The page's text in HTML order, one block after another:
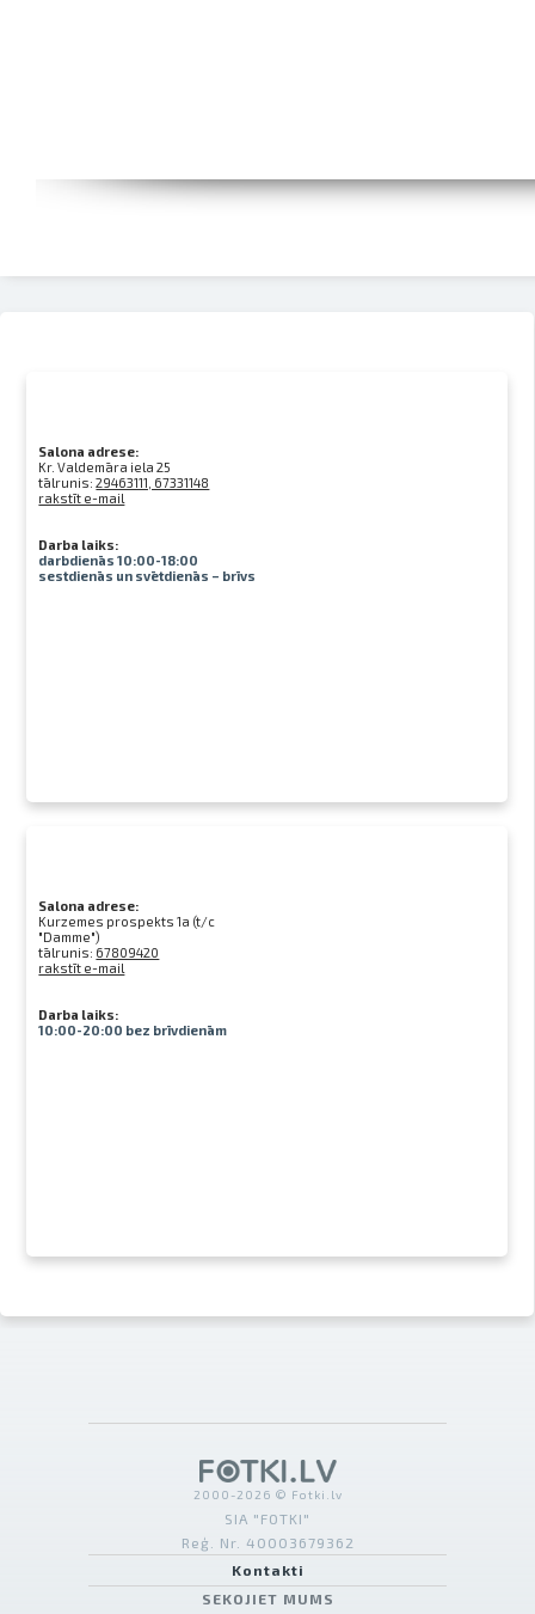
Salona adrese:
Kr. Valdemāra iela 25
tālrunis:29463111, 67331148
rakstīt e-mail
Darba laiks:
darbdienās 10:00-18:00
sestdienās un svētdienās – brīvs
Salona adrese:
Kurzemes prospekts 1a (t/c
"Damme")
tālrunis: 67809420
rakstīt e-mail
Darba laiks:
10:00-20:00 bez brīvdienām
2000-2026 © Fotki.lv
SIA "FOTKI"
Reģ. Nr. 40003679362
Kontakti
SEKOJIET MUMS